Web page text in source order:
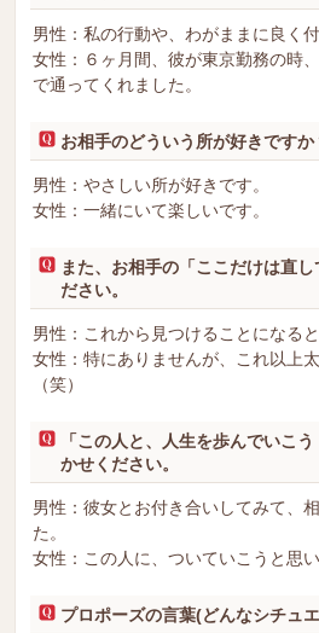
男性：私の行動や、わがままに良く
女性：６ヶ月間、彼が東京勤務の時
で通ってくれました。
お相手のどういう所が好きですか
男性：やさしい所が好きです。
女性：一緒にいて楽しいです。
また、お相手の「ここだけは直
ださい。
男性：これから見つけることになると
女性：特にありませんが、これ以上
（笑）
「この人と、人生を歩んでいこ
かせください。
男性：彼女とお付き合いしてみて、
た。
女性：この人に、ついていこうと思い
プロポーズの言葉(どんなシチュ